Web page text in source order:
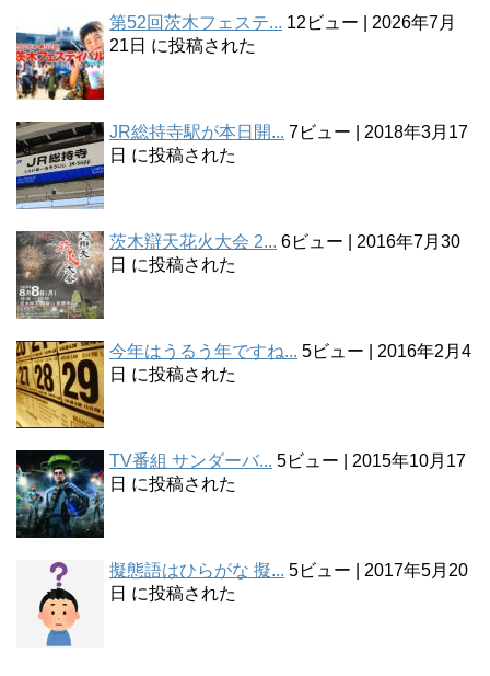
第52回茨木フェステ... 12ビュー
2026年7月
21日 に投稿された
JR総持寺駅が本日開... 7ビュー
2018年3月17
日 に投稿された
茨木辯天花火大会 2... 6ビュー
2016年7月30
日 に投稿された
今年はうるう年ですね... 5ビュー
2016年2月4
日 に投稿された
TV番組 サンダーバ... 5ビュー
2015年10月17
日 に投稿された
擬態語はひらがな 擬... 5ビュー
2017年5月20
日 に投稿された